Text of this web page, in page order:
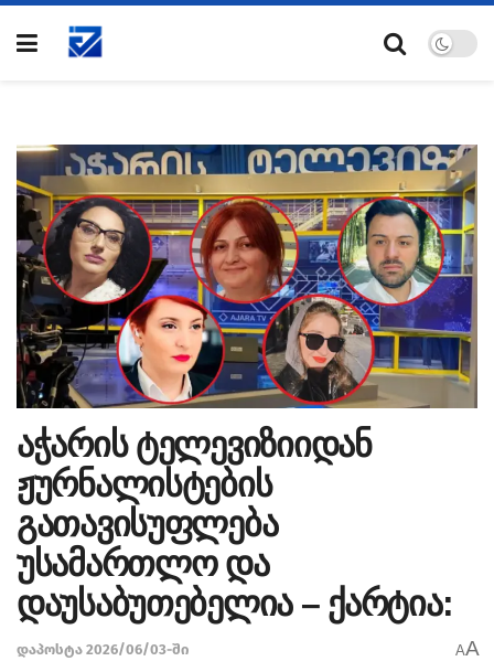
აჭარის ტელევიზიიდან
ჟურნალისტების
გათავისუფლება
უსამართლო და
დაუსაბუთებელია – ქარტია:
დაპოსტა 2026/06/03-ში AA